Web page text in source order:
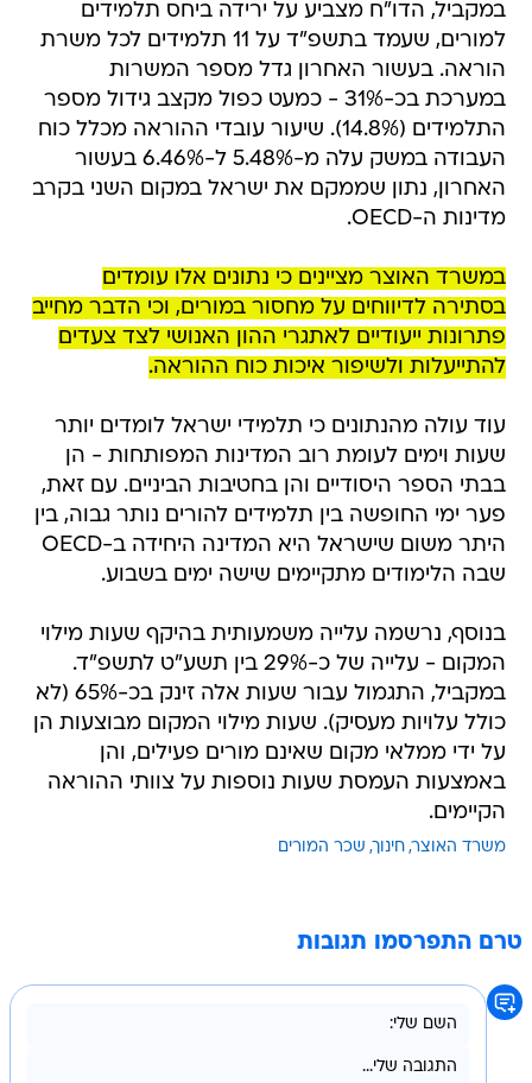
במקביל, הדו"ח מצביע על ירידה ביחס תלמידים
למורים, שעמד בתשפ"ד על 11 תלמידים לכל משרת
הוראה. בעשור האחרון גדל מספר המשרות
במערכת בכ-31% - כמעט כפול מקצב גידול מספר
התלמידים (14.8%). שיעור עובדי ההוראה מכלל כוח
העבודה במשק עלה מ-5.48% ל-6.46% בעשור
האחרון, נתון שממקם את ישראל במקום השני בקרב
מדינות ה-OECD.
במשרד האוצר מציינים כי נתונים אלו עומדים
בסתירה לדיווחים על מחסור במורים, וכי הדבר מחייב
פתרונות ייעודיים לאתגרי ההון האנושי לצד צעדים
להתייעלות ולשיפור איכות כוח ההוראה.
עוד עולה מהנתונים כי תלמידי ישראל לומדים יותר
שעות וימים לעומת רוב המדינות המפותחות - הן
בבתי הספר היסודיים והן בחטיבות הביניים. עם זאת,
פער ימי החופשה בין תלמידים להורים נותר גבוה, בין
היתר משום שישראל היא המדינה היחידה ב-OECD
שבה הלימודים מתקיימים שישה ימים בשבוע.
בנוסף, נרשמה עלייה משמעותית בהיקף שעות מילוי
המקום - עלייה של כ-29% בין תשע"ט לתשפ"ד.
במקביל, התגמול עבור שעות אלה זינק בכ-65% (לא
כולל עלויות מעסיק). שעות מילוי המקום מבוצעות הן
על ידי ממלאי מקום שאינם מורים פעילים, והן
באמצעות העמסת שעות נוספות על צוותי ההוראה
הקיימים.
משרד האוצר חינוך שכר המורים
טרם התפרסמו תגובות